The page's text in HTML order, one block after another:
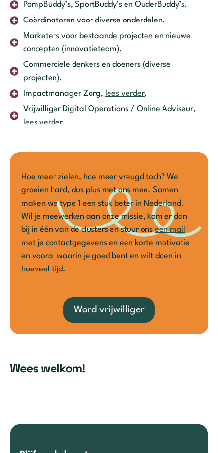
PompBuddy’s, SportBuddy’s en OuderBuddy’s.
Coördinatoren voor diverse onderdelen.
Marketers voor bestaande projecten en nieuwe
concepten (innovatieteam).
Commerciële denkers en doeners (diverse
projecten).
Impactmanager Zorg, lees verder.
Vrijwilliger Digital Operations / Online Adviseur,
lees verder.
Hoe meer zielen, hoe meer vreugd toch? We
groeien hard, dus plus met ons mee. Samen
maken we type 1 een stuk beter in Nederland.
Wil je meewerken aan onze missie, kom er dan
bij in één van de clusters en stuur onseen mail
met je contactgegevens en een korte motivatie
en vooral waarin je goed bent en wilt doen in
hoeveel tijd.
Word vrijwilliger
Wees welkom!